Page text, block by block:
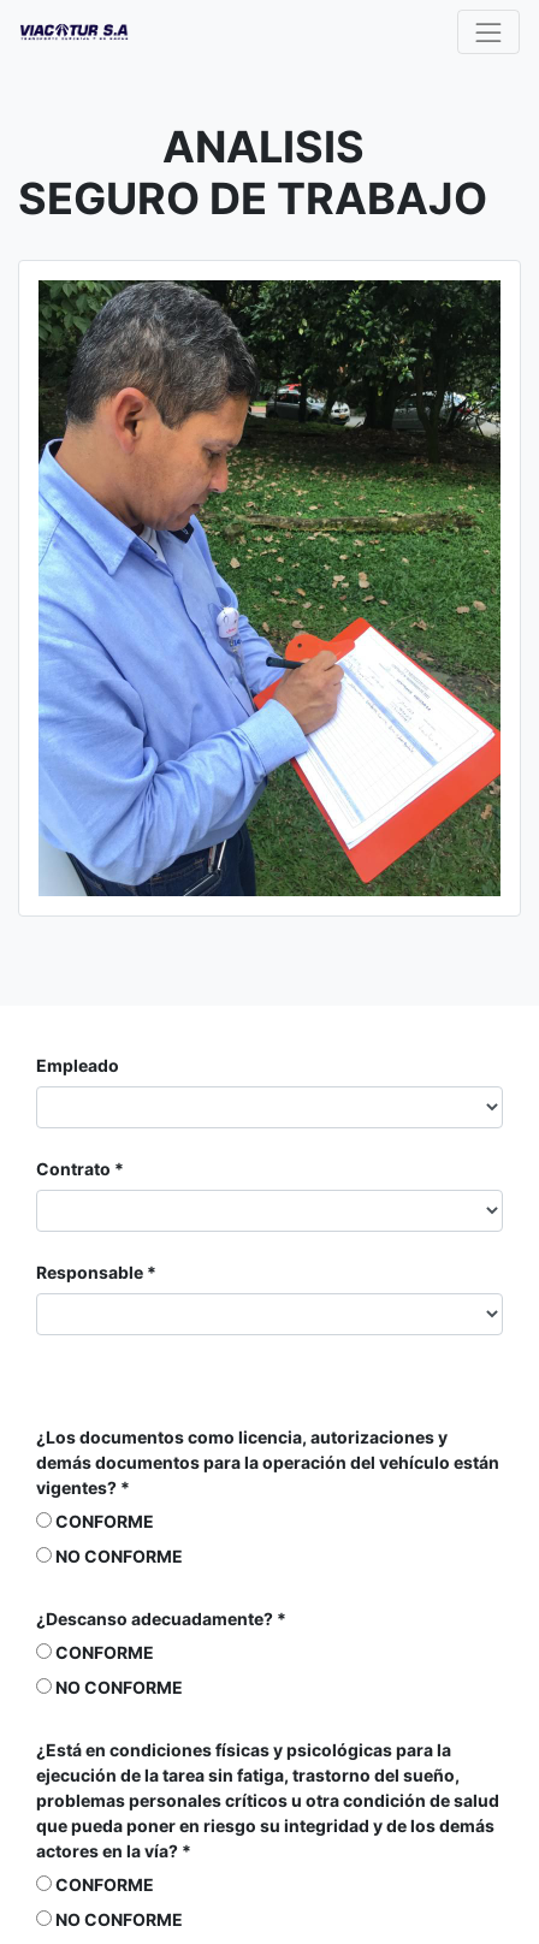
ANALISIS
SEGURO DE TRABAJO
Empleado
Contrato
Responsable
¿Los documentos como licencia, autorizaciones y
demás documentos para la operación del vehículo están
vigentes?
CONFORME
NO CONFORME
¿Descanso adecuadamente?
CONFORME
NO CONFORME
¿Está en condiciones físicas y psicológicas para la
ejecución de la tarea sin fatiga, trastorno del sueño,
problemas personales críticos u otra condición de salud
que pueda poner en riesgo su integridad y de los demás
actores en la vía?
CONFORME
NO CONFORME